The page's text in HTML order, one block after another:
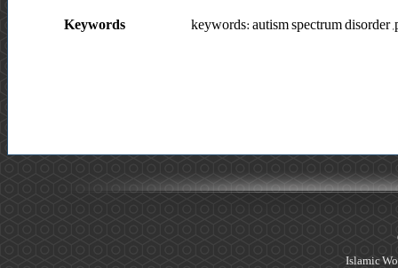
Keywords
keywords: autism spectrum disorder
Islamic